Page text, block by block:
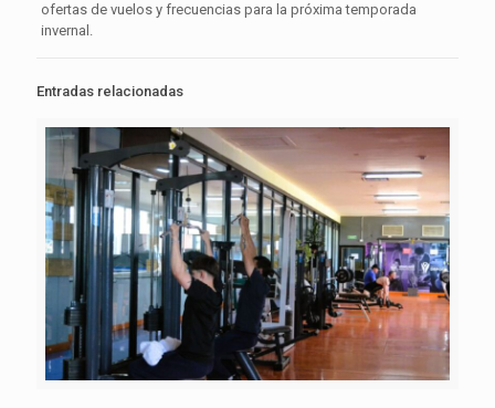
ofertas de vuelos y frecuencias para la próxima temporada
invernal.
Entradas relacionadas